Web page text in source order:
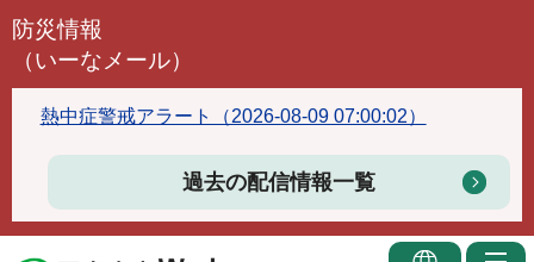
こ
頭
防災情報
（いーなメール）
熱中症警戒アラート（2026-08-09 07:00:02）
過去の配信情報一覧